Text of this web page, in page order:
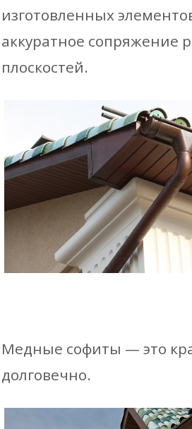
изготовленных
аккуратное сопряжение
плоскостей.
Медные софиты — это
долговечно.